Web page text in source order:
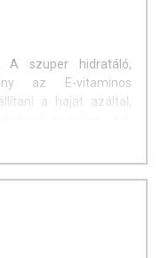
A szuper hidratáló,
az E-vitaminos
a hajat azáltal,
ami nincs hatással a